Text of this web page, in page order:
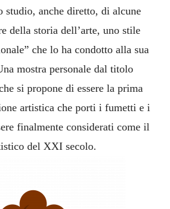
studio, anche diretto, di alcune
della storia dell’arte, uno stile
che lo ha condotto alla sua
mostra personale dal titolo
si propone di essere la prima
artistica che porti i fumetti e i
finalmente considerati come il
del XXI secolo.